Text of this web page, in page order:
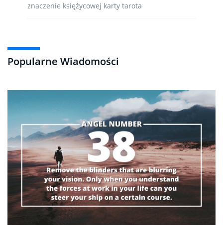
znaczenie księżycowej karty tarota
Popularne Wiadomości